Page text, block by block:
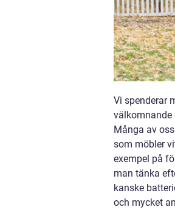
Vi spenderar
välkomnande
Många av
som möbler
exempel på
man tänka
kanske
och mycket